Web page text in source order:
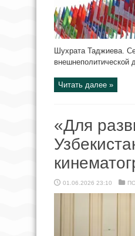
Шухрата Таджиева.
внешнеполитической
Читать далее »
«Для
01.06.2026 23:10